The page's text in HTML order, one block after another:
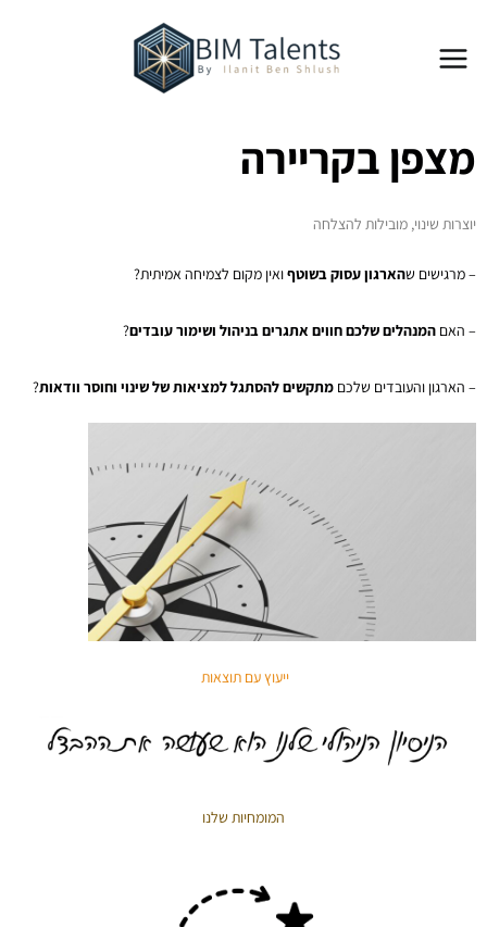
Menu
מצפן בקריירה
יוצרות שינוי, מובילות להצלחה
– מרגישים שהארגון עסוק בשוטףואין מקום לצמיחה אמיתית?
– האם המנהלים שלכם חווים אתגרים בניהול ושימור עובדים?
– הארגון והעובדים שלכם מתקשים להסתגל למציאות של שינוי וחוסר וודאות?
ייעוץ עם תוצאות
המומחיות שלנו